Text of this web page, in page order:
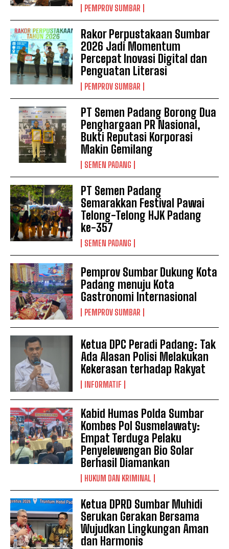
PEMPROV SUMBAR
Rakor Perpustakaan Sumbar
2026 Jadi Momentum
Percepat Inovasi Digital dan
Penguatan Literasi
PEMPROV SUMBAR
PT Semen Padang Borong Dua
Penghargaan PR Nasional,
Bukti Reputasi Korporasi
Makin Gemilang
SEMEN PADANG
PT Semen Padang
Semarakkan Festival Pawai
Telong-Telong HJK Padang
ke-357
SEMEN PADANG
Pemprov Sumbar Dukung Kota
Padang menuju Kota
Gastronomi Internasional
PEMPROV SUMBAR
Ketua DPC Peradi Padang: Tak
Ada Alasan Polisi Melakukan
Kekerasan terhadap Rakyat
INFORMATIF
Kabid Humas Polda Sumbar
Kombes Pol Susmelawaty:
Empat Terduga Pelaku
Penyelewengan Bio Solar
Berhasil Diamankan
HUKUM DAN KRIMINAL
Ketua DPRD Sumbar Muhidi
Serukan Gerakan Bersama
Wujudkan Lingkungan Aman
dan Harmonis